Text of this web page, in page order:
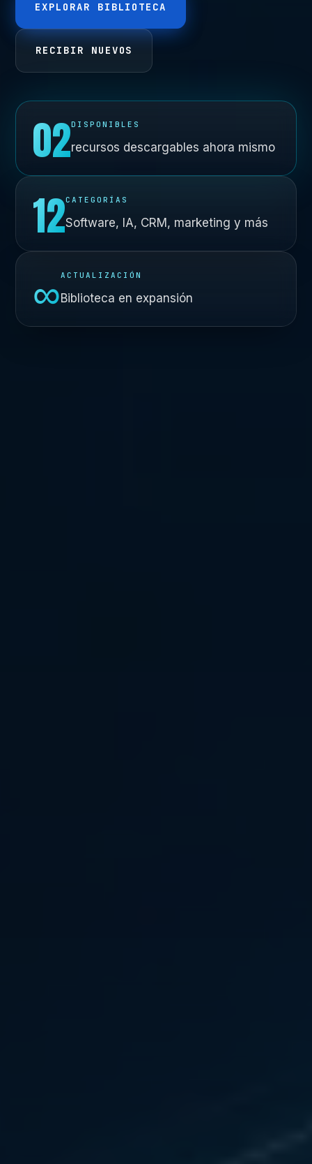
EXPLORAR BIBLIOTECA
RECIBIR NUEVOS
02DISPONIBLES
recursos descargables ahora mismo
12CATEGORÍAS
Software, IA, CRM, marketing y más
∞ACTUALIZACIÓN
Biblioteca en expansión